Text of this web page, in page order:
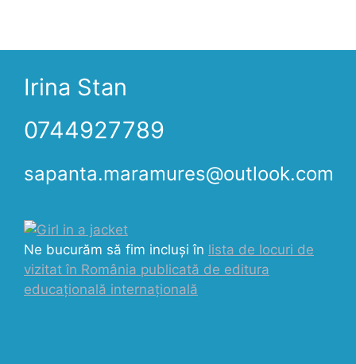
Irina Stan
0744927789
sapanta.maramures@outlook.com
Ne bucurăm să fim incluși în lista de locuri de
vizitat în România publicată de editura
educațională internațională